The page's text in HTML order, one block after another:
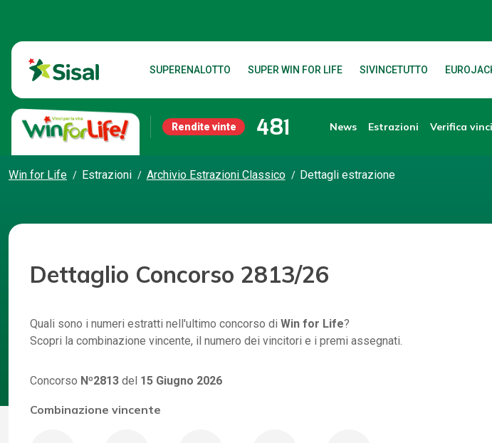
SUPERENALOTTO SUPER WIN FOR LIFE SIVINCETUTTO
Rendite vinte 481 News Estrazioni Verifica
Win for Life Estrazioni Archivio Estrazioni Classico Dettagli estrazione
Dettaglio Concorso 2813/26
Quali sono i numeri estratti nell'ultimo concorso di Win for Life?
Scopri la combinazione vincente, il numero dei vincitori e i premi assegnati.
Concorso Nº2813 del 15 Giugno 2026
Combinazione vincente